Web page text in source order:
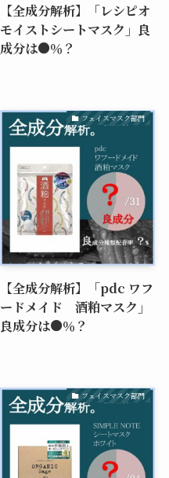
【全成分解析】「レシピオ
モイストシートマスク」良
成分は●％？
フェイスマスク部門
【全成分解析】「pdc ワフ
ードメイド 酒粕マスク」
良成分は●％？
フェイスマスク部門